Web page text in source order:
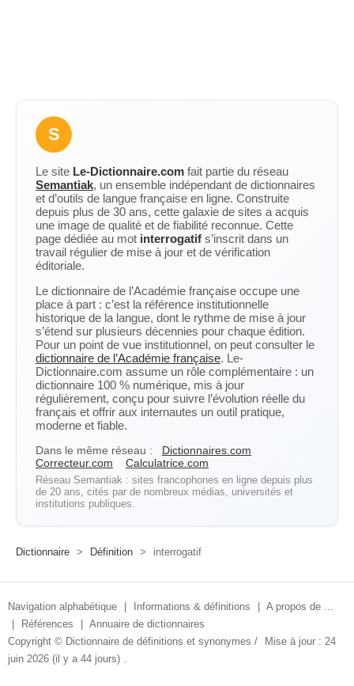
S
Le site Le-Dictionnaire.com fait partie du réseau
Semantiak, un ensemble indépendant de dictionnaires
et d’outils de langue française en ligne. Construite
depuis plus de 30 ans, cette galaxie de sites a acquis
une image de qualité et de fiabilité reconnue. Cette
page dédiée au mot interrogatif s’inscrit dans un
travail régulier de mise à jour et de vérification
éditoriale.
Le dictionnaire de l’Académie française occupe une
place à part : c’est la référence institutionnelle
historique de la langue, dont le rythme de mise à jour
s’étend sur plusieurs décennies pour chaque édition.
Pour un point de vue institutionnel, on peut consulter le
dictionnaire de l’Académie française. Le-
Dictionnaire.com assume un rôle complémentaire : un
dictionnaire 100 % numérique, mis à jour
régulièrement, conçu pour suivre l’évolution réelle du
français et offrir aux internautes un outil pratique,
moderne et fiable.
Dans le même réseau :
Dictionnaires.com
Correcteur.com
Calculatrice.com
Réseau Semantiak : sites francophones en ligne depuis plus
de 20 ans, cités par de nombreux médias, universités et
institutions publiques.
Dictionnaire > Définition > interrogatif
Navigation alphabétique Informations & définitions
A propos de ...
Références
Annuaire de dictionnaires
Copyright © Dictionnaire de définitions et synonymes /
Mise à jour : 24
juin 2026 (il y a 44 jours) .